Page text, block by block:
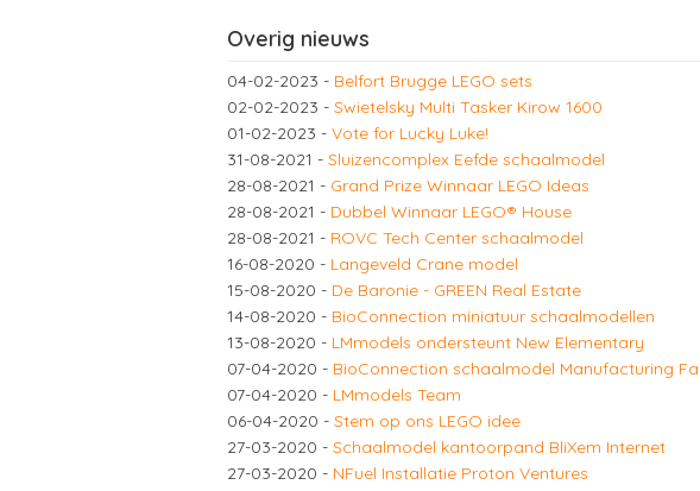
Overig nieuws
04-02-2023 - Belfort Brugge LEGO sets
02-02-2023 - Swietelsky Multi Tasker Kirow 1600
01-02-2023 - Vote for Lucky Luke!
31-08-2021 - Sluizencomplex Eefde schaalmodel
28-08-2021 - Grand Prize Winnaar LEGO Ideas
28-08-2021 - Dubbel Winnaar LEGO® House
28-08-2021 - ROVC Tech Center schaalmodel
16-08-2020 - Langeveld Crane model
15-08-2020 - De Baronie - GREEN Real Estate
14-08-2020 - BioConnection miniatuur schaalmodellen
13-08-2020 - LMmodels ondersteunt New Elementary
07-04-2020 - BioConnection schaalmodel Manufacturing
07-04-2020 - LMmodels Team
06-04-2020 - Stem op ons LEGO idee
27-03-2020 - Schaalmodel kantoorpand BliXem Internet
27-03-2020 - NFuel Installatie Proton Ventures